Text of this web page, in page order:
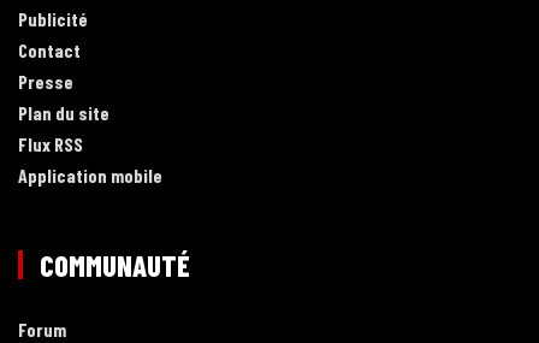
Publicité
Contact
Presse
Plan du site
Flux RSS
Application mobile
COMMUNAUTÉ
Forum